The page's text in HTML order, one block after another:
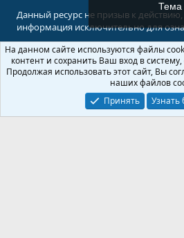
Данный ресурс не призыв к
информация исключительно для
© 2008-2026 Форум Абырвалг.нет - подводная
Перевод: XenForo.Info
Тема
На данном сайте используются файлы
контент и сохранить Ваш вход в
Продолжая использовать этот сайт, Вы
наших файлов
Принять
Узнать